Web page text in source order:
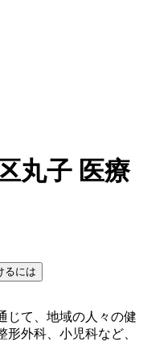
丸子 医療
るには
じて、地域の人々の健
外科、小児科など、